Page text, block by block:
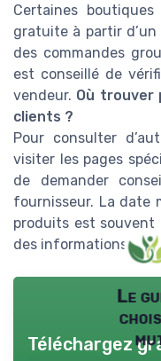
Certaines
gratuite à partir
des commandes
est conseillé de
vendeur. Où trouver
clients ?
Pour consulter
visiter les pages
de demander
fournisseur. La date
produits est
des informations.
Le
Téléchargez